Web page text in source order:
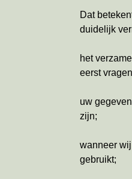
Dat
duidelijk
het
eerst
uw
zijn;
wanneer
gebruikt;